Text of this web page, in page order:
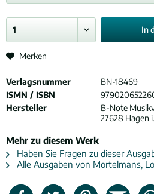
In
Merken
Verlagsnummer
BN-18469
ISMN / ISBN
Hersteller
B-Note
27628 Hagen
Mehr zu diesem Werk
Haben Sie Fragen zu dieser
Alle Ausgaben von Mortelmans,